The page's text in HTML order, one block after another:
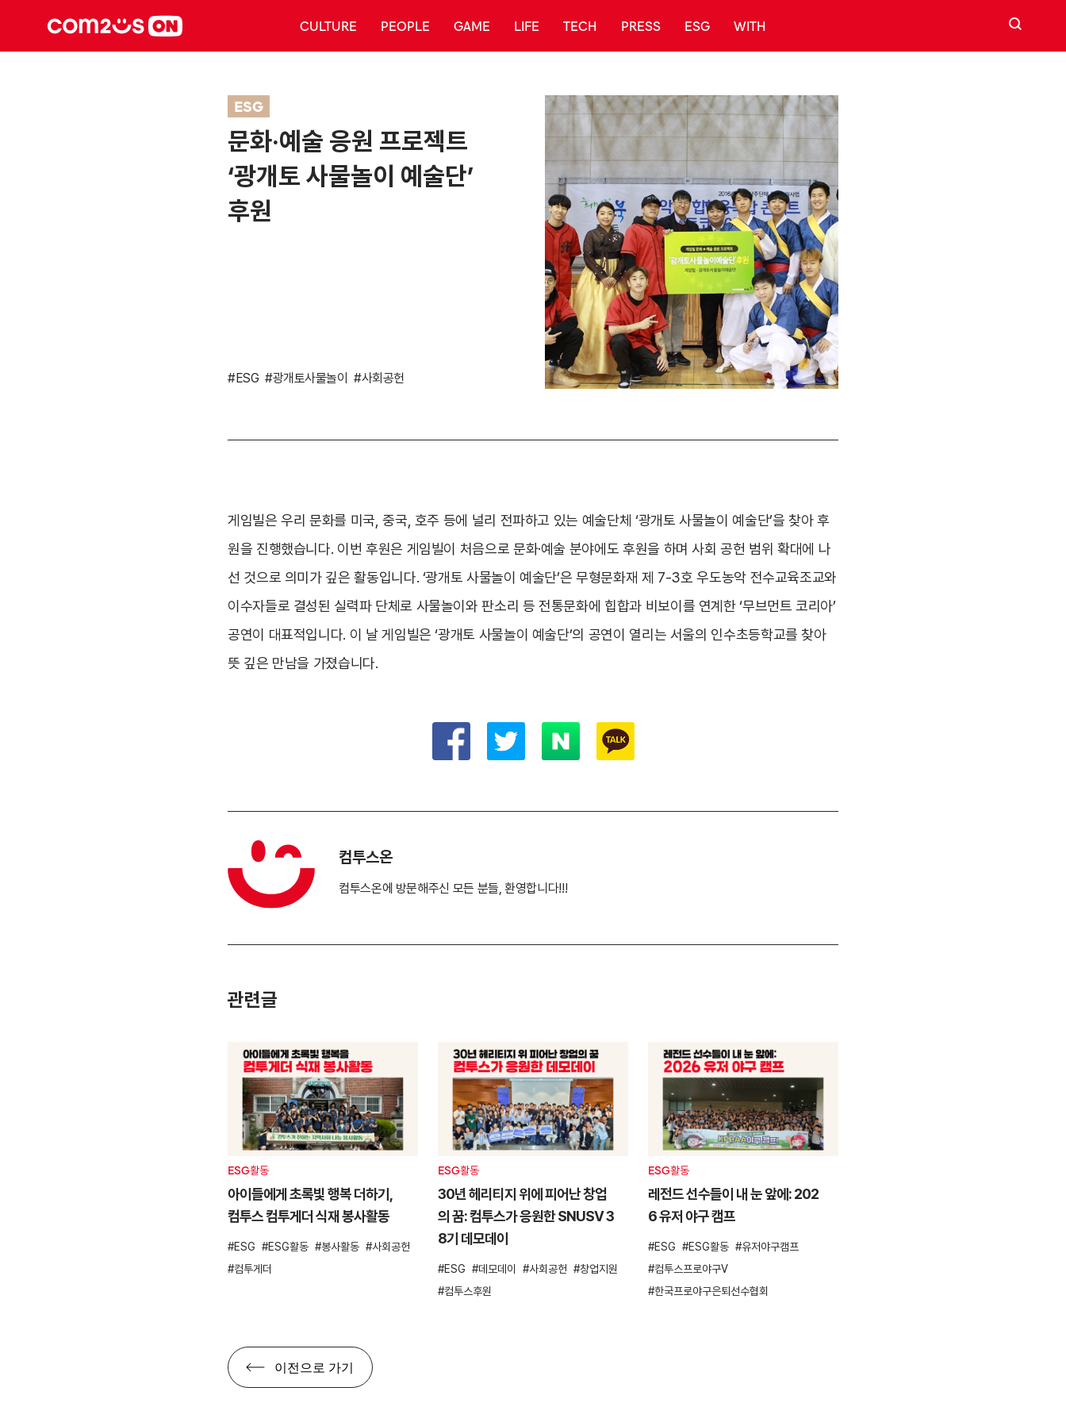
CULTURE PEOPLE GAME LIFE TECH PRESS ESG WITH 검색
ESG
문화·예술 응원 프로젝트
‘광개토 사물놀이 예술단’
후원
#ESG #광개토사물놀이 #사회공헌
게임빌은 우리 문화를 미국, 중국, 호주 등에 널리 전파하고 있는 예술단체 ‘광개토 사물놀이 예술단’을 찾아 후
원을 진행했습니다. 이번 후원은 게임빌이 처음으로 문화·예술 분야에도 후원을 하며 사회 공헌 범위 확대에 나
선 것으로 의미가 깊은 활동입니다. ‘광개토 사물놀이 예술단’은 무형문화재 제 7-3호 우도농악 전수교육조교와
이수자들로 결성된 실력파 단체로 사물놀이와 판소리 등 전통문화에 힙합과 비보이를 연계한 ‘무브먼트 코리아’
공연이 대표적입니다. 이 날 게임빌은 ‘광개토 사물놀이 예술단’의 공연이 열리는 서울의 인수초등학교를 찾아
뜻 깊은 만남을 가졌습니다.
컴투스온
컴투스온에 방문해주신 모든 분들, 환영합니다!!!
관련글
ESG활동
아이들에게 초록빛 행복 더하기,
컴투스 컴투게더 식재 봉사활동
ESG ESG활동 봉사활동
사회공헌
컴투게더
ESG활동
30년 헤리티지 위에 피어난 창업
의 꿈: 컴투스가 응원한 SNUSV 3
8기 데모데이
ESG 데모데이 사회공헌
창업지원
컴투스후원
ESG활동
레전드 선수들이 내 눈 앞에: 202
6 유저 야구 캠프
ESG ESG활동
유저야구캠프
컴투스프로야구V
한국프로야구은퇴선수협회
이전으로 가기